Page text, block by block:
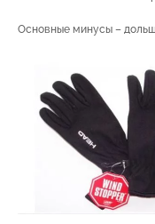
Основные минусы –